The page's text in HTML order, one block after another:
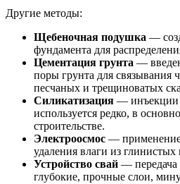
Другие методы:
Щебеночная подушка —
фундамента для
Цементация грунта —
поры грунта для связывания
песчаных и трещиноватых
Силикатизация — инъекции
используется редко, в
строительстве.
Электроосмос — применение
удаления влаги из глинистых
Устройство свай — передача
глубокие, прочные слои,